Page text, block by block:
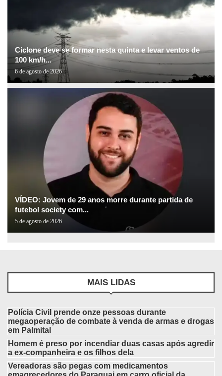
Ciclone deve se formar nesta quinta e levar ventos de
100 km/h...
6 de agosto de 2026
VÍDEO: Jovem de 29 anos morre durante partida de
futebol society com...
5 de agosto de 2026
MAIS LIDAS
Polícia Civil prende onze pessoas durante
megaoperação de combate à venda de armas e drogas
em Palmital
Homem é preso por incendiar duas casas após agredir
a ex-companheira e os filhos dela
Vereadoras são pegas com medicamentos